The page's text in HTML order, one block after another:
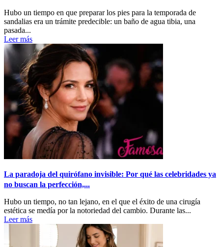
Hubo un tiempo en que preparar los pies para la temporada de
sandalias era un trámite predecible: un baño de agua tibia, una
pasada...
Leer más
La paradoja del quirófano invisible: Por qué las celebridades ya
no buscan la perfección,...
Hubo un tiempo, no tan lejano, en el que el éxito de una cirugía
estética se medía por la notoriedad del cambio. Durante las...
Leer más